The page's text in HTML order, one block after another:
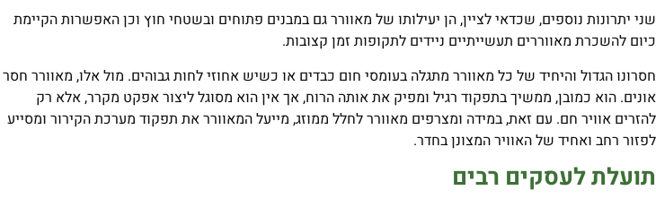
שני יתרונות נוספים, שכדאי לציין, הן יעילותו של מאוורר גם במבנים פתוחים ובשטחי חוץ וכן האפשרות הקיימת
כיום להשכרת מאווררים תעשייתיים ניידים לתקופות זמן קצובות.
חסרונו הגדול והיחיד של כל מאוורר מתגלה בעומסי חום כבדים או כשיש אחוזי לחות גבוהים. מול אלו, מאוורר חסר
אונים. הוא כמובן, ממשיך בתפקוד רגיל ומפיק את אותה הרוח, אך אין הוא מסוגל ליצור אפקט מקרר, אלא רק
להזרים אוויר חם. עם זאת, במידה ומצרפים מאוורר לחלל ממוזג, מייעל המאוורר את תפקוד מערכת הקירור ומסייע
לפזור רחב ואחיד של האוויר המצונן בחדר.
תועלת לעסקים רבים